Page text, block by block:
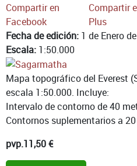
Compartir en
Facebook
Compartir
Plus
Fecha de edición: 1 de Enero
Escala: 1:50.000
Mapa topográfico del Everest
escala 1:50.000. Incluye:
Intervalo de contorno de 40
Contornos suplementarios a
pvp.11,50 €